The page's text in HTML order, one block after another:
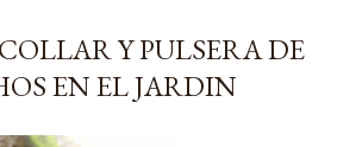
Y PULSERA DE
EN EL JARDIN